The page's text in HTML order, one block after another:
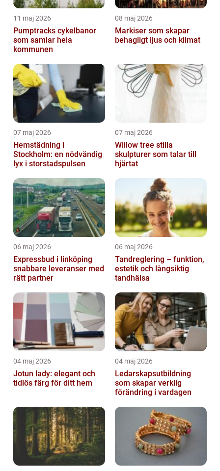
11 maj 2026
Pumptracks cykelbanor
som samlar hela
kommunen
08 maj 2026
Markiser som skapar
behagligt ljus och klimat
07 maj 2026
Hemstädning i
Stockholm: en nödvändig
lyx i storstadspulsen
07 maj 2026
Willow tree stilla
skulpturer som talar till
hjärtat
06 maj 2026
Expressbud i linköping
snabbare leveranser med
rätt partner
06 maj 2026
Tandreglering – funktion,
estetik och långsiktig
tandhälsa
04 maj 2026
Jotun lady: elegant och
tidlös färg för ditt hem
04 maj 2026
Ledarskapsutbildning
som skapar verklig
förändring i vardagen